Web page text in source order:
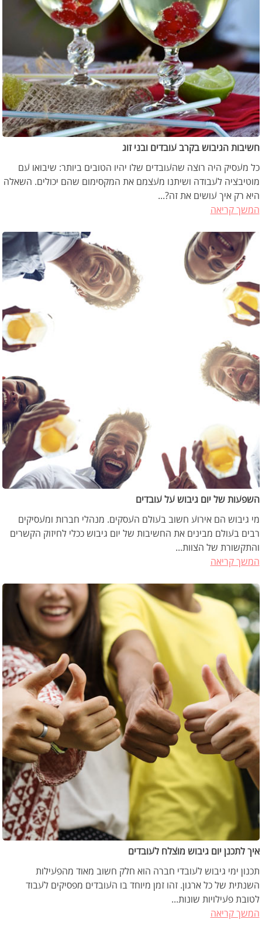
חשיבות הגיבוש בקרב עובדים ובני זוג
כל מעסיק היה רוצה שהעובדים שלו יהיו הטובים ביותר: שיבואו עם
מוטיבציה לעבודה ושיתנו מעצמם את המקסימום שהם יכולים. השאלה
היא רק איך עושים את זה?...
המשך קריאה
השפעות של יום גיבוש על עובדים
מי גיבוש הם אירוע חשוב בעולם העסקים. מנהלי חברות ומעסיקים
רבים בעולם מבינים את החשיבות של יום גיבוש ככלי לחיזוק הקשרים
והתקשורת של הצוות...
המשך קריאה
איך לתכנן יום גיבוש מוצלח לעובדים
תכנון ימי גיבוש לעובדי חברה הוא חלק חשוב מאוד מהפעילות
השנתית של כל ארגון. זהו זמן מיוחד בו העובדים מפסיקים לעבוד
לטובת פעילויות שונות...
המשך קריאה